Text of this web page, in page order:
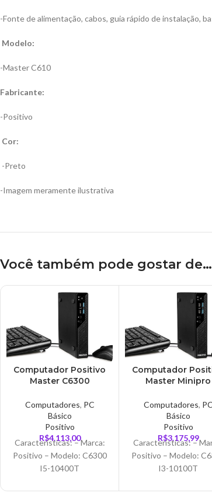
-Fonte de alimentação, cabos, guia rápido de instalação,
Modelo:
-Master C610
Fabricante:
-Positivo
Cor:
-Preto
-Imagem meramente ilustrativa
Você também pode gostar de…
Computador Positivo
Master C6300
8GB, SSDM2 256GB,
WIFI AC, Bluetooth,
POSITIVO
Computadores, PC
Básico
Positivo
R$4.113,00
Características: – Marca:
Positivo – Modelo: C6300
I5-10400T
Processador: – Intel
Computador
Master Minipro
Ram4GB, SSD
WIFI
Computadores, PC
Básico
Positivo
R$3.175,99
Características: –
Positivo – Modelo:
I3-10100T
Processador: –